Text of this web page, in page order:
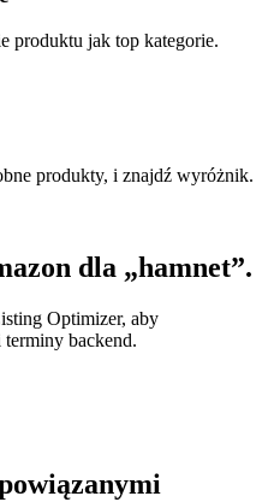
produktu jak top kategorie.
produkty, i znajdź wyróżnik.
dla „hamnet”.
Optimizer, aby
backend.